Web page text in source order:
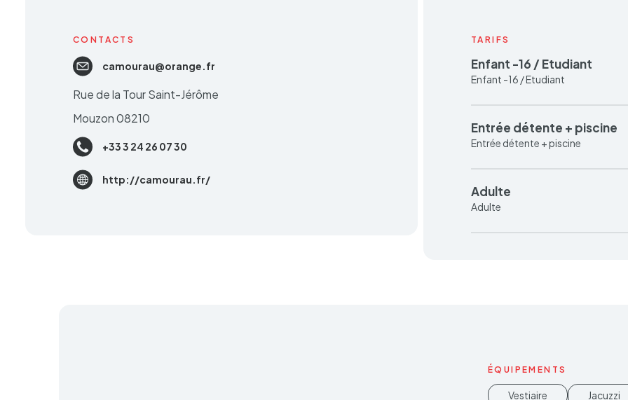
CONTACTS
camourau@orange.fr
Rue de la Tour Saint-Jérôme
Mouzon 08210
+33 3 24 26 07 30
http://camourau.fr/
TARIFS
Enfant -16 / Etudiant
Enfant -16 / Etudiant
Entrée détente + piscine
Entrée détente + piscine
Adulte
Adulte
ÉQUIPEMENTS
Vestiaire Jacuzzi